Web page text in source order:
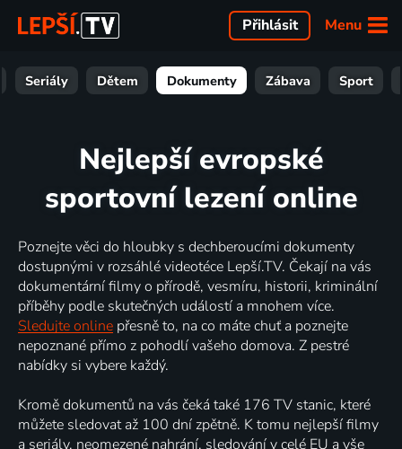
Menu
Přihlásit
Seriály Dětem Dokumenty Zábava Sport
Nejlepší evropské
sportovní lezení online
Poznejte věci do hloubky s dechberoucími dokumenty
dostupnými v rozsáhlé videotéce Lepší.TV. Čekají na vás
dokumentární filmy o přírodě, vesmíru, historii, kriminální
příběhy podle skutečných událostí a mnohem více.
Sledujte online přesně to, na co máte chuť a poznejte
nepoznané přímo z pohodlí vašeho domova. Z pestré
nabídky si vybere každý.
Kromě dokumentů na vás čeká také 176 TV stanic, které
můžete sledovat až 100 dní zpětně. K tomu nejlepší filmy
a seriály, neomezené nahrání, sledování v celé EU a vše